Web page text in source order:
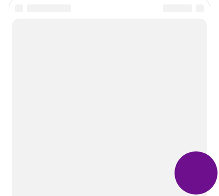
Рекомендуем почитать